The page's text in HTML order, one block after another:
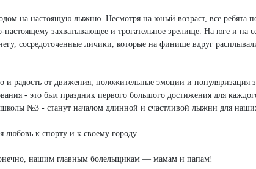
на настоящую лыжню. Несмотря на юный возраст, все ребята
захватывающее и трогательное зрелище. На юге и на
сосредоточенные личики, которые на финише вдруг
радость от движения, положительные эмоции и популяризация
- это был праздник первого большого достижения для
№3 - станут началом длинной и счастливой лыжни для
к спорту и к своему городу.
нашим главным болельщикам — мамам и папам!